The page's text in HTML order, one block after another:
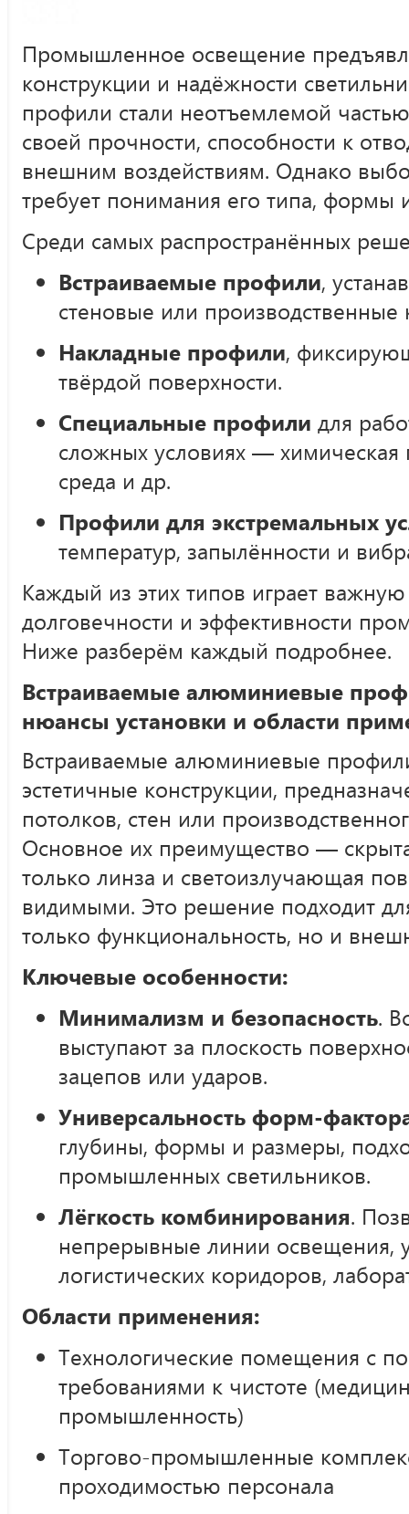
Промышленное освещение
конструкции и надёжности
профили стали неотъемлемой
своей прочности, способности к
внешним воздействиям. Однако
требует понимания его типа, формы
Среди самых распространённых
Встраиваемые профили,
стеновые или производственные
Накладные профили,
твёрдой поверхности.
Специальные профили для
сложных условиях —
среда и др.
Профили для экстремальных
температур, запылённости и
Каждый из этих типов играет
долговечности и эффективности
Ниже разберём каждый подробнее.
Встраиваемые алюминиевые
нюансы установки и области
Встраиваемые алюминиевые
эстетичные конструкции,
потолков, стен или
Основное их преимущество —
только линза и светоизлучающая
видимыми. Это решение подходит
только функциональность, но и
Ключевые особенности:
Минимализм и безопасность.
выступают за плоскость
зацепов или ударов.
Универсальность форм-
глубины, формы и размеры,
промышленных светильников.
Лёгкость комбинирования.
непрерывные линии освещения,
логистических коридоров,
Области применения:
Технологические помещения с
требованиями к чистоте
промышленность)
Торгово-промышленные
проходимостью персонала